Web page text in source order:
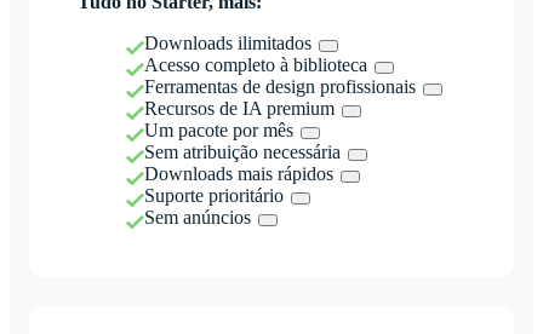
Downloads ilimitados
Acesso completo à biblioteca
Ferramentas de design profissionais
Recursos de IA premium
Um pacote por mês
Sem atribuição necessária
Downloads mais rápidos
Suporte prioritário
Sem anúncios